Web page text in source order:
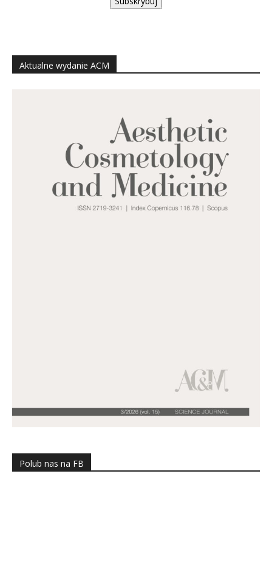
Aktualne wydanie ACM
Polub nas na FB